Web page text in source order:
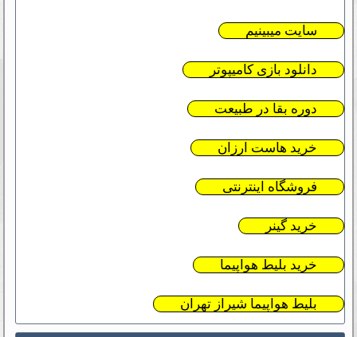
سایت میبینیم
دانلود بازی کامیپوتر
دوره بقا در طبیعت
خرید هاست ارزان
فروشگاه اینترنتی
خرید گینر
خرید بلیط هواپیما
بلیط هواپیما شیراز تهران